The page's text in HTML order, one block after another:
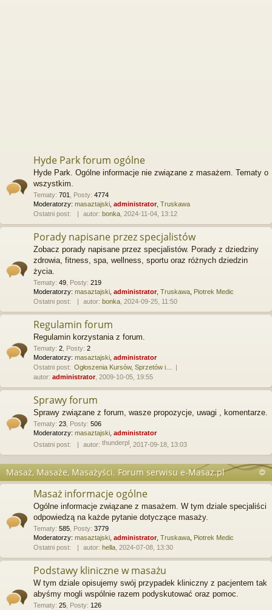
Hyde Park forum ogólne
Hyde Park. Ogólne informacje nie związane z masażem. Tematy o
wszystkim.
Tematy: 701 Posty: 4774
Moderatorzy: masaztajski administrator, Truskawa
Ostatni post:
autor: bonka , 2024-11-04, 13:12
Porady napisane przez specjalistów
Zobacz porady napisane przez specjalistów. Porady z dziedziny
zdrowia, fitness, spa, wellness, sportu oraz różnych dziedzin
życia.
Tematy: 49 Posty: 219
Moderatorzy: masaztajski administrator, Truskawa Piotrek Medic
Ostatni post:
autor: bonka , 2024-09-25, 11:50
Regulamin forum
Regulamin korzystania z forum.
Tematy: 2 Posty: 2
Moderatorzy: masaztajski administrator
Ostatni post: Ogłoszenia Kursów, Sprzetów i…
autor: administrator, 2009-10-05, 19:55
Sprawy forum
Sprawy związane z forum, wasze propozycje, uwagi , komentarze.
Tematy: 23 Posty: 506
Moderatorzy: masaztajski administrator
Ostatni post:
autor: thunderpl , 2017-09-18, 13:03
Masaż, Masaże, Masażyści. Forum serwisu e-Masaz.pl
Masaż informacje ogólne
Ogólne informacje związane z masażem. W tym dziale specjaliści
odpowiedzą na każde pytanie dotyczące masaży.
Tematy: 585 Posty: 3779
Moderatorzy: masaztajski administrator, Truskawa Piotrek Medic
Ostatni post:
autor: hella , 2024-07-08, 13:30
Podstawy kliniczne w masażu
W tym dziale opisujemy swój przypadek kliniczny z pacjentem tak
abyśmy mogli wspólnie razem podyskutować oraz pomoc.
Tematy: 25 Posty: 126